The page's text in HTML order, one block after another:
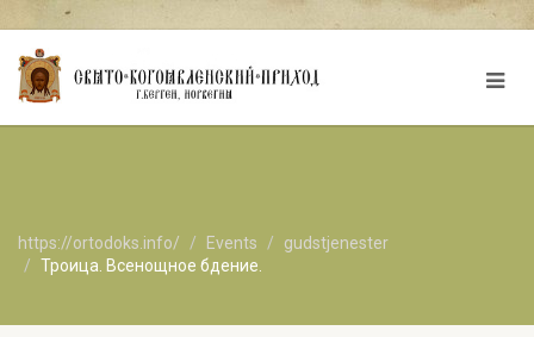
https://ortodoks.info/ Events
gudstjenester
Троица. Всенощное бдение.